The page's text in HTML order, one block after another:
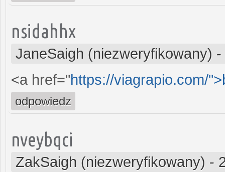
nsidahhx
JaneSaigh (niezweryfikowany) -
<a href="https://viagrapio.com/
odpowiedz
nveybqci
ZakSaigh (niezweryfikowany) -